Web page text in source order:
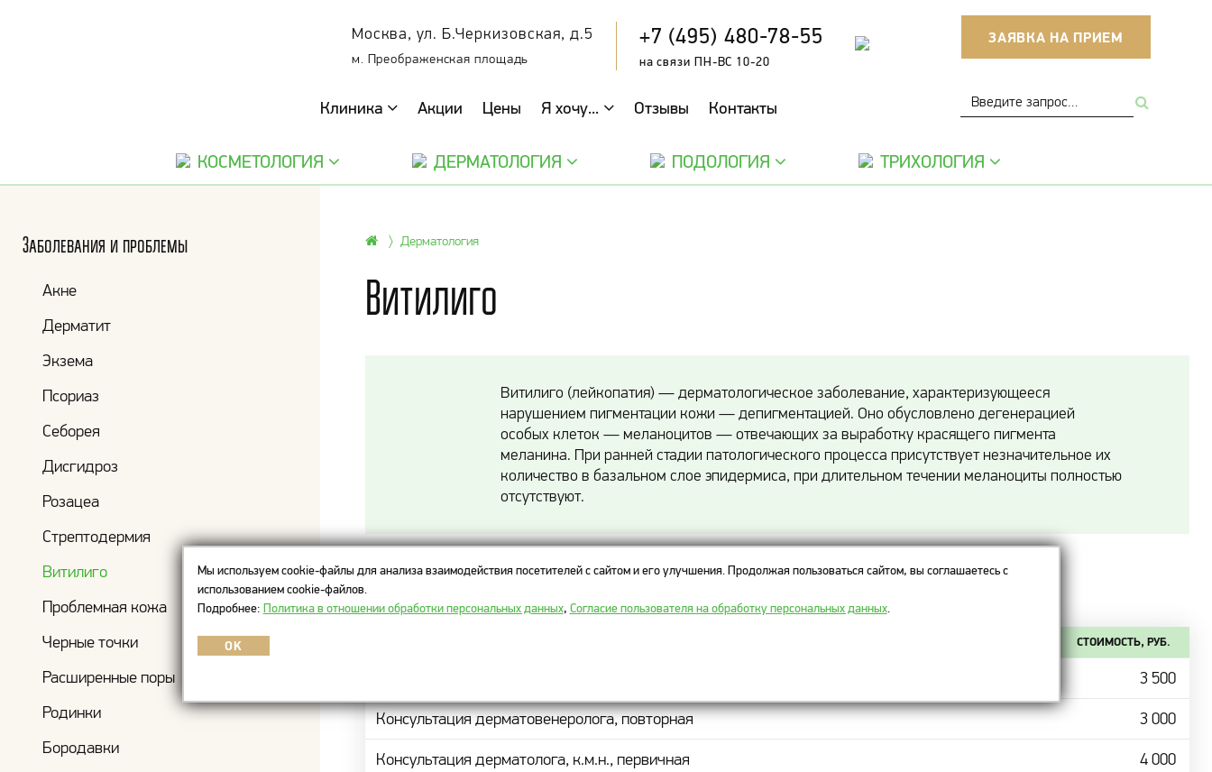
Москва, ул. Б.Черкизовская, д.5
м. Преображенская площадь
+7 (495) 480-78-55
на связи ПН-ВС 10-20
Клиника Акции Цены Я хочу... Отзывы Контакты
ЗАЯВКА НА ПРИЕМ
КОСМЕТОЛОГИЯ ДЕРМАТОЛОГИЯ ПОДОЛОГИЯ ТРИХОЛОГИЯ
Заболевания и проблемы
Акне
Дерматит
Экзема
Псориаз
Себорея
Дисгидроз
Розацеа
Стрептодермия
Витилиго
Проблемная кожа
Черные точки
Расширенные поры
Родинки
Бородавки
Дерматология
Витилиго
Витилиго (лейкопатия) — дерматологическое заболевание, характеризующееся
нарушением пигментации кожи — депигментацией. Оно обусловлено дегенерацией
особых клеток — меланоцитов — отвечающих за выработку красящего пигмента
меланина. При ранней стадии патологического процесса присутствует незначительное их
количество в базальном слое эпидермиса, при длительном течении меланоциты полностью
отсутствуют.
Цены на прием врача-дерматолога
СТОИМОСТЬ, РУБ.
3 500
Консультация дерматовенеролога, повторная 3 000
Консультация дерматолога, к.м.н., первичная 4 000
Мы используем cookie-файлы для анализа взаимодействия посетителей с сайтом и его улучшения. Продолжая пользоваться сайтом, вы соглашаетесь с
использованием cookie-файлов.
Подробнее: Политика в отношении обработки персональных данных, Согласие пользователя на обработку персональных данных.
OK